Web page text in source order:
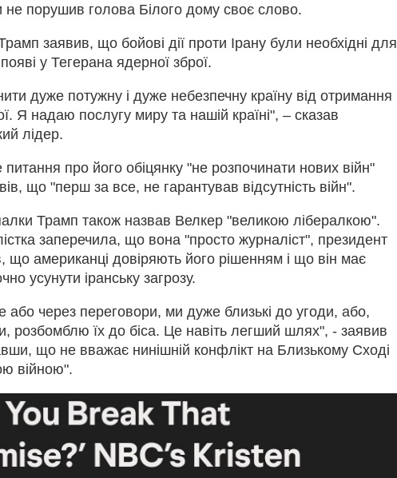
не порушив голова Білого дому своє слово.
заявив, що бойові дії проти Ірану були необхідні для
у Тегерана ядерної зброї.
дуже потужну і дуже небезпечну країну від отримання
Я надаю послугу миру та нашій країні", – сказав
лідер.
про його обіцянку "не розпочинати нових війн"
що "перш за все, не гарантував відсутність війн".
Трамп також назвав Велкер "великою лібералкою".
заперечила, що вона "просто журналіст", президент
американці довіряють його рішенням і що він має
усунути іранську загрозу.
або через переговори, ми дуже близькі до угоди, або,
розбомблю їх до біса. Це навіть легший шлях", - заявив
що не вважає нинішній конфлікт на Близькому Сході
війною".